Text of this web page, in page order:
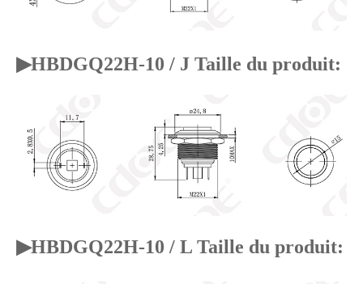
▶HBDGQ22H-10 / J Taille du produit:
▶HBDGQ22H-10 / L Taille du produit: